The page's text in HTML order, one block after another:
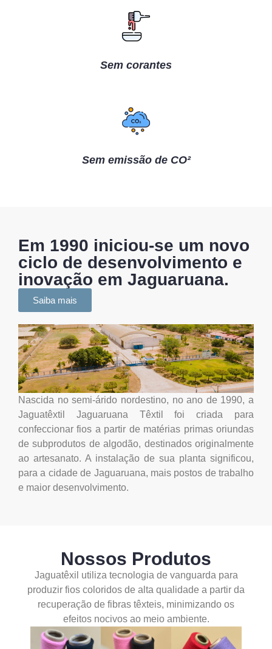
Sem corantes
Sem emissão de CO²
Em 1990 iniciou-se um novo
ciclo de desenvolvimento e
inovação em Jaguaruana.
Saiba mais
Nascida no semi-árido nordestino, no ano de 1990, a
Jaguatêxtil Jaguaruana Têxtil foi criada para
confeccionar fios a partir de matérias primas oriundas
de subprodutos de algodão, destinados originalmente
ao artesanato. A instalação de sua planta significou,
para a cidade de Jaguaruana, mais postos de trabalho
e maior desenvolvimento.
Nossos Produtos
Jaguatêxil utiliza tecnologia de vanguarda para
produzir fios coloridos de alta qualidade a partir da
recuperação de fibras têxteis, minimizando os
efeitos nocivos ao meio ambiente.